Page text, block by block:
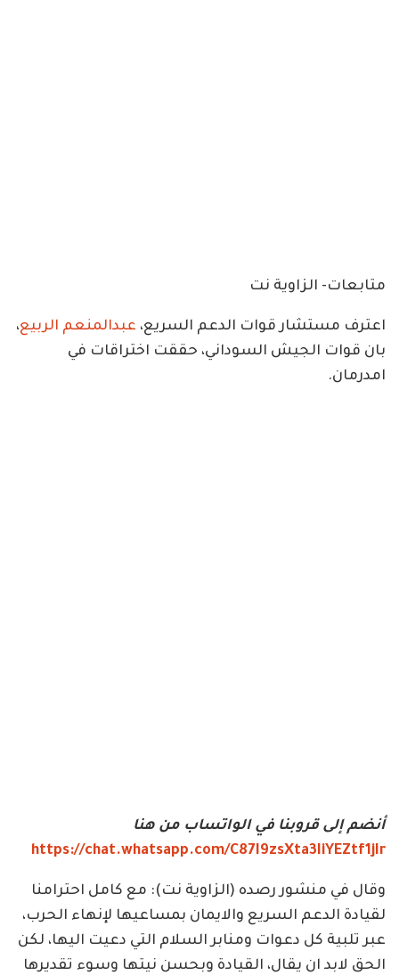
متابعات- الزاوية نت
اعترف مستشار قوات الدعم السريع، عبدالمنعم الربيع،
بان قوات الجيش السوداني، حققت اختراقات في
امدرمان.
أنضم إلى قروبنا في الواتساب من هنا
https://chat.whatsapp.com/C87I9zsXta3IiYEZtf1jIr
وقال في منشور رصده (الزاوية نت): مع كامل احترامنا
لقيادة الدعم السريع والايمان بمساعيها لإنهاء الحرب،
عبر تلبية كل دعوات ومنابر السلام التي دعيت اليها، لكن
الحق لابد ان يقال، القيادة وبحسن نيتها وسوء تقديرها